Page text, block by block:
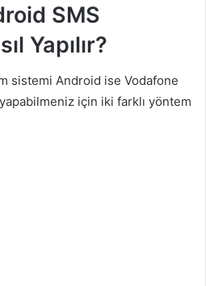
SMS
Yapılır?
sistemi Android ise Vodafone
için iki farklı yöntem